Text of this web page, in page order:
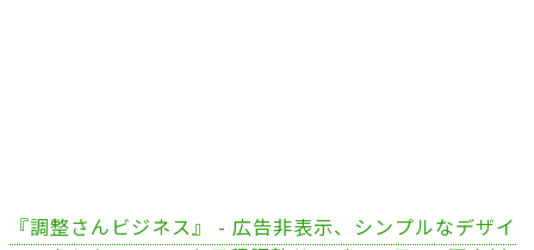
『調整さんビジネス』 - 広告非表示、シンプルなデザイ